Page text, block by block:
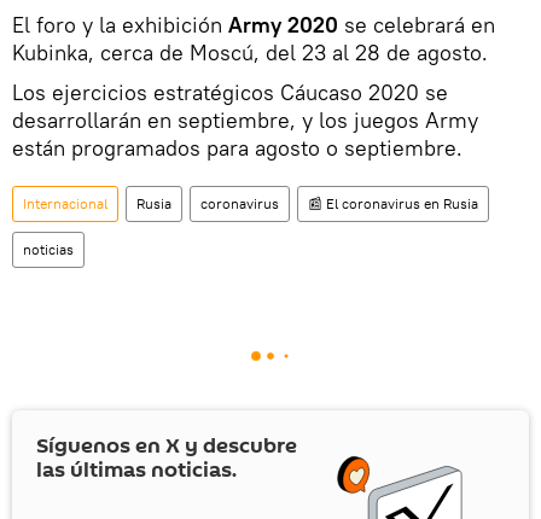
El foro y la exhibición Army 2020 se celebrará en
Kubinka, cerca de Moscú, del 23 al 28 de agosto.
Los ejercicios estratégicos Cáucaso 2020 se
desarrollarán en septiembre, y los juegos Army
están programados para agosto o septiembre.
Internacional Rusia coronavirus 📰 El coronavirus en Rusia
noticias
Síguenos en X y descubre
las últimas noticias.